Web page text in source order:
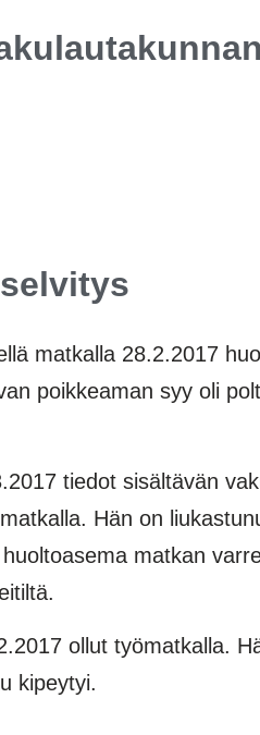
matkalla 28.2.2017
poikkeaman syy oli
tiedot sisältävän
Hän on
matkan
ollut työmatkalla.
kipeytyi.